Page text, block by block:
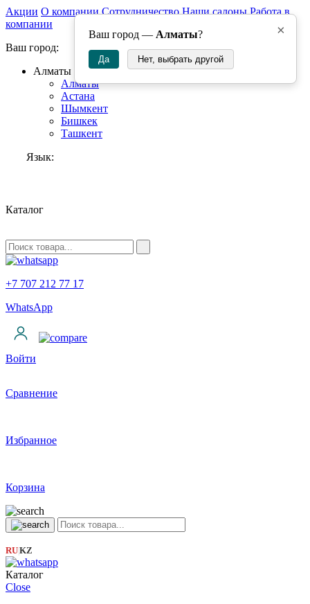
×
Ваш город — Алматы?
Да Нет, выбрать другой
Акции О компании Сотрудничество Наши салоны Работа в
компании
Ваш город:
Алматы
Алматы
Астана
Шымкент
Бишкек
Ташкент
Язык:
Каталог
+7 707 212 77 17
WhatsApp
Войти
Сравнение
Избранное
Корзина
RU|KZ
Каталог
Close